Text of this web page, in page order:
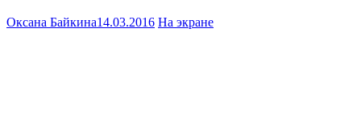
Оксана Байкина14.03.2016 На экране